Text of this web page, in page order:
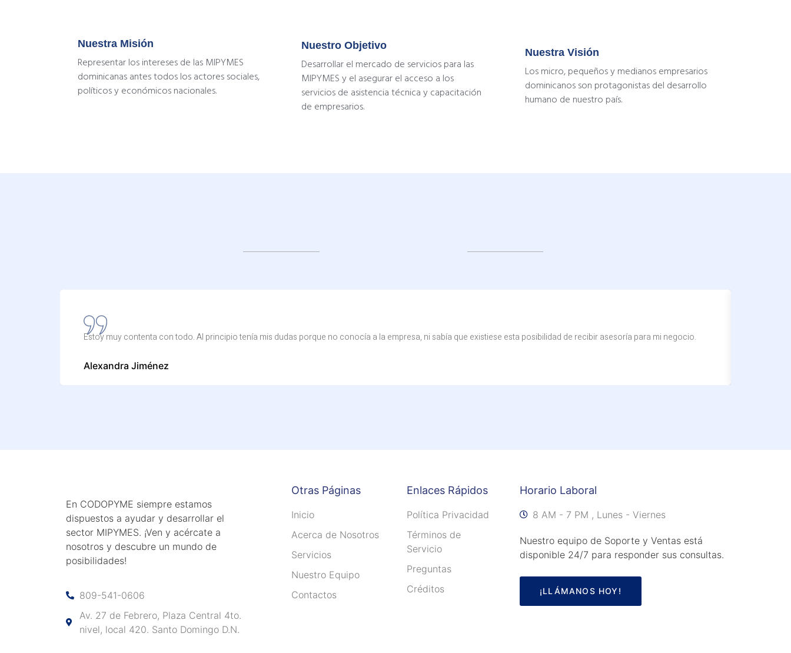
Nuestra Misión
Representar los intereses de las MIPYMES
dominicanas antes todos los actores sociales,
políticos y económicos nacionales.
Nuestro Objetivo
Desarrollar el mercado de servicios para las
MIPYMES y el asegurar el acceso a los
servicios de asistencia técnica y capacitación
de empresarios.
Nuestra Visión
Los micro, pequeños y medianos empresarios
dominicanos son protagonistas del desarrollo
humano de nuestro país.
Estoy muy contenta con todo. Al principio tenía mis dudas porque no conocía a la empresa, ni sabía que existiese esta posibilidad de recibir asesoría para mi negocio.
Alexandra Jiménez
En CODOPYME siempre estamos
dispuestos a ayudar y desarrollar el
sector MIPYMES. ¡Ven y acércate a
nosotros y descubre un mundo de
posibilidades!
809-541-0606
Av. 27 de Febrero, Plaza Central 4to.
nivel, local 420. Santo Domingo D.N.
Otras Páginas
Inicio
Acerca de Nosotros
Servicios
Nuestro Equipo
Contactos
Enlaces Rápidos
Política Privacidad
Términos de
Servicio
Preguntas
Créditos
Horario Laboral
8 AM - 7 PM , Lunes - Viernes
Nuestro equipo de Soporte y Ventas está
disponible 24/7 para responder sus consultas.
¡LLÁMANOS HOY!